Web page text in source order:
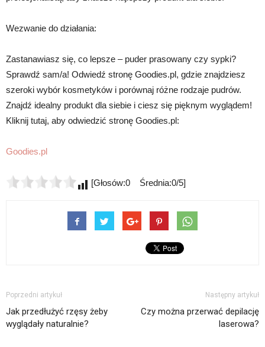
Wezwanie do działania:
Zastanawiasz się, co lepsze – puder prasowany czy sypki?
Sprawdź sam/a! Odwiedź stronę Goodies.pl, gdzie znajdziesz
szeroki wybór kosmetyków i porównaj różne rodzaje pudrów.
Znajdź idealny produkt dla siebie i ciesz się pięknym wyglądem!
Kliknij tutaj, aby odwiedzić stronę Goodies.pl:
Goodies.pl
[Głosów:0 Średnia:0/5]
Poprzedni artykuł
Jak przedłużyć rzęsy żeby
wyglądały naturalnie?
Następny artykuł
Czy można przerwać depilację
laserowa?